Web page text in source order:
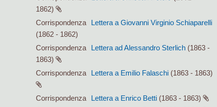
1862)
Corrispondenza
Lettera a Giovanni Virginio Schiaparelli
(1862 - 1862)
Corrispondenza
Lettera ad Alessandro Sterlich (1863 -
1863)
Corrispondenza
Lettera a Emilio Falaschi (1863 - 1863)
Corrispondenza Lettera a Enrico Betti (1863 - 1863)